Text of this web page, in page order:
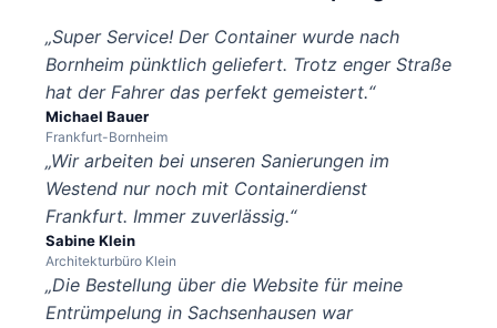
„Super Service! Der Container wurde nach
Bornheim pünktlich geliefert. Trotz enger Straße
hat der Fahrer das perfekt gemeistert.“
Michael Bauer
Frankfurt-Bornheim
„Wir arbeiten bei unseren Sanierungen im
Westend nur noch mit Containerdienst
Frankfurt. Immer zuverlässig.“
Sabine Klein
Architekturbüro Klein
„Die Bestellung über die Website für meine
Entrümpelung in Sachsenhausen war